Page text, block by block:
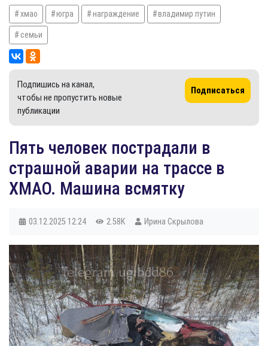
хмао югра награждение владимир путин
семьи
Подпишись на канал,
чтобы не пропустить новые
публикации
Подписаться
​Пять человек пострадали в
страшной аварии на трассе в
ХМАО. Машина всмятку
03.12.2025 12:24 2.58K Ирина Скрылова